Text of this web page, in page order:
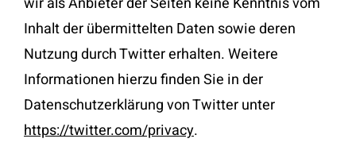
Inhalt der übermittelten Daten sowie deren
Nutzung durch Twitter erhalten. Weitere
Informationen hierzu finden Sie in der
Datenschutzerklärung von Twitter unter
https://twitter.com/privacy.